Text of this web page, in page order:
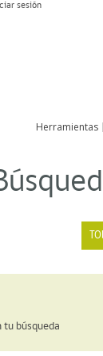
sesión
Herramientas
tu búsqueda